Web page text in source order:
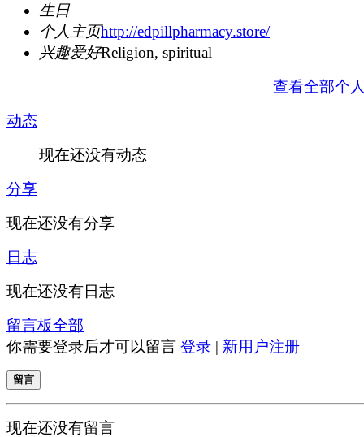
生日
个人主页http://edpillpharmacy.store/
兴趣爱好Religion, spiritual
查看全部个
动态
现在还没有动态
分享
现在还没有分享
日志
现在还没有日志
留言板全部
你需要登录后才可以留言 登录 | 新用户注册
留言
现在还没有留言